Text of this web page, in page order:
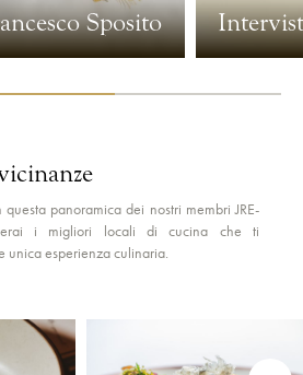
Sposito
panoramica dei nostri membri JRE-
i migliori locali di cucina che ti
unica esperienza culinaria.